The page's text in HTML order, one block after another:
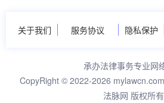
关于我们 服务协议 隐私保护
承办法律事务专业网
CopyRight © 2022-2026
法脉网 版权所有